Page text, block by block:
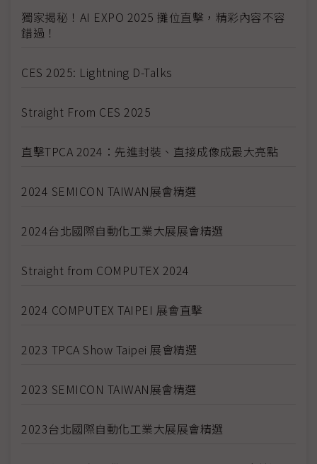
獨家揭秘！AI EXPO 2025 攤位直擊，精彩內容不容
錯過！
CES 2025: Lightning D-Talks
Straight From CES 2025
直擊TPCA 2024：先進封裝、直接成像成最大亮點
2024 SEMICON TAIWAN展會精選
2024台北國際自動化工業大展展會精選
Straight from COMPUTEX 2024
2024 COMPUTEX TAIPEI 展會直擊
2023 TPCA Show Taipei 展會精選
2023 SEMICON TAIWAN展會精選
2023台北國際自動化工業大展展會精選